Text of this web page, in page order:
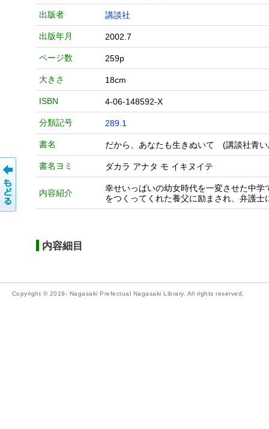
出版者 講談社
出版年月 2002.7
ページ数 259p
大きさ 18cm
ISBN 4-06-148592-X
分類記号 289.1
書名 だから、あなたも生きぬいて (講談社青
書名ヨミ ダカラ アナタ モ イキヌイテ
内容紹介
幸せいっぱいの幼女時代を一変させた中
をつくってくれた養父に励まされ、弁護
内容細目
Copyright © 2019- Nagasaki Prefectual Nagasaki Library. All rights reserved.